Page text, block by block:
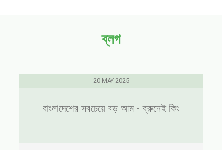
ব্লগ
20 MAY 2025
বাংলাদেশের সবচেয়ে বড় আম - ব্রুনেই কিং